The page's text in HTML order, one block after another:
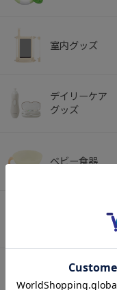
室内グッズ
デイリーケア
グッズ
ベビー食器
おはし・スプー
オーラルケア
（お口のケア）